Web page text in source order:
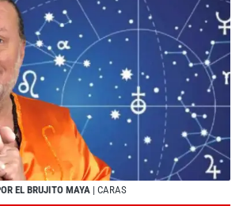
EL BRUJITO MAYA | CARAS